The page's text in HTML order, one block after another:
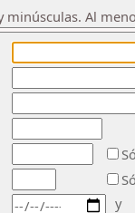
minúsculas. Al
y